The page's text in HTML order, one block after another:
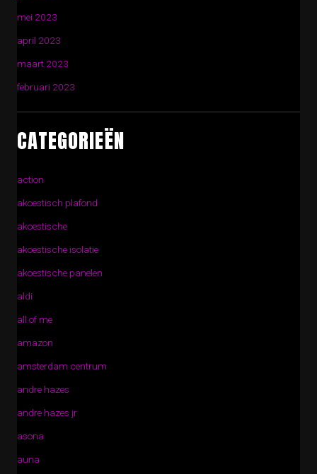
mei 2023
april 2023
maart 2023
februari 2023
CATEGORIEËN
action
akoestisch plafond
akoestische
akoestische isolatie
akoestische panelen
aldi
all of me
amazon
amsterdam centrum
andre hazes
andre hazes jr
asona
auna